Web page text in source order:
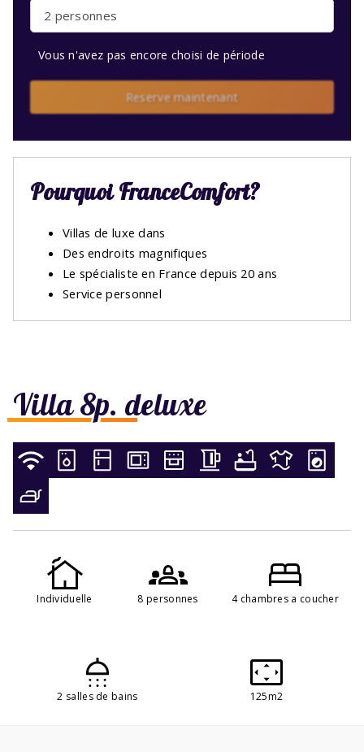
Villa 8p. deluxe
Individuelle 8 personnes 4 chambres a coucher
2 salles de bains 125m2
2 personnes
Vous n'avez pas encore choisi de période
Reserve maintenant
Pourquoi FranceComfort?
Villas de luxe dans
Des endroits magnifiques
Le spécialiste en France depuis 20 ans
Service personnel